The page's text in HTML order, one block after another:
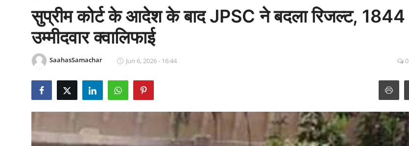
सुप्रीम कोर्ट के आदेश के बाद JPSC ने बदला रिजल्ट, 1844
उम्मीदवार क्वालिफाई
SaahasSamachar Jun 6, 2026 - 16:44 0